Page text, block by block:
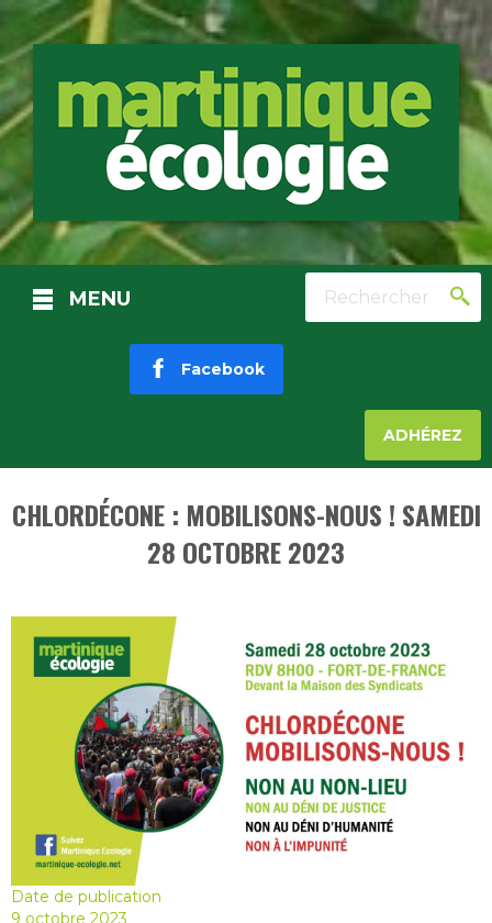
MENU Rechercher
Facebook
ADHÉREZ
CHLORDÉCONE : MOBILISONS-NOUS ! SAMEDI
28 OCTOBRE 2023
Date de publication
9 octobre 2023